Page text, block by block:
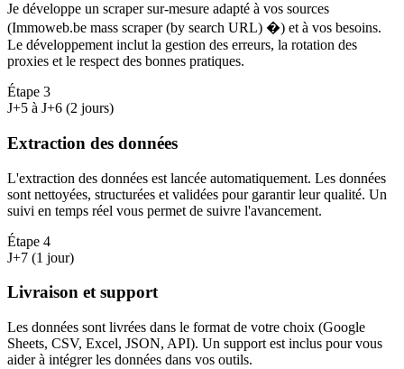
Je développe un scraper sur-mesure adapté à vos sources
(Immoweb.be mass scraper (by search URL) �) et à vos besoins.
Le développement inclut la gestion des erreurs, la rotation des
proxies et le respect des bonnes pratiques.
Étape 3
J+5 à J+6 (2 jours)
Extraction des données
L'extraction des données est lancée automatiquement. Les données
sont nettoyées, structurées et validées pour garantir leur qualité. Un
suivi en temps réel vous permet de suivre l'avancement.
Étape 4
J+7 (1 jour)
Livraison et support
Les données sont livrées dans le format de votre choix (Google
Sheets, CSV, Excel, JSON, API). Un support est inclus pour vous
aider à intégrer les données dans vos outils.